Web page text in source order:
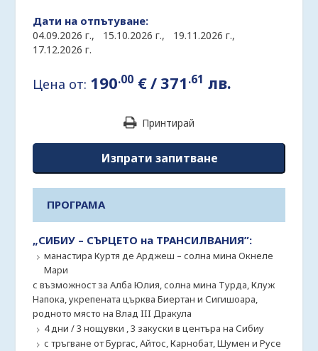
Дати на отпътуване:
04.09.2026 г., 15.10.2026 г., 19.11.2026 г.,
17.12.2026 г.
Цена от: 190.00 €/ 371.61 лв.
Принтирай
Изпрати запитване
ПРОГРАМА
„СИБИУ – СЪРЦЕТО на ТРАНСИЛВАНИЯ”:
манастира Куртя де Арджеш – солна мина Окнеле
Мари
с възможност за Алба Юлия, солна мина Турда, Клуж
Напока, укрепената църква Биертан и Сигишоара,
родното място на Влад III Дракула
4 дни / 3 нощувки , 3 закуски в центъра на Сибиу
с тръгване от Бургас, Айтос, Карнобат, Шумен и Русе